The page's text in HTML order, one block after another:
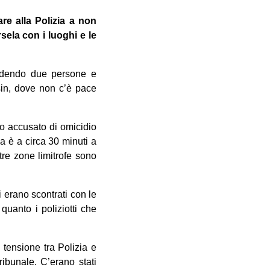
alla Polizia a non
con i luoghi e le
due persone e
dove non c’è pace
accusato di omicidio
è a circa 30 minuti a
zone limitrofe sono
erano scontrati con le
i poliziotti che
tra Polizia e
C’erano stati